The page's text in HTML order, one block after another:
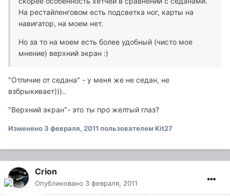
На рестайленговом есть подсветка ног, карты на
навигатор, на моем нет.
Но за то на моем есть более удобный (чисто мое
мнение) верхний экран :)
"Отличие от седана" - у меня же не седан, не
взбрыкивает)))..
"Верхний экран"- это ты про желтый глаз?
Изменено3 февраля, 2011 пользователем Kit27
Crion
Опубликовано 3 февраля, 2011